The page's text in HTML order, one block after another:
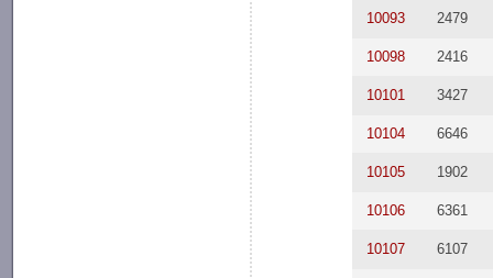
10093 2479
10098 2416
10101 3427
10104 6646
10105 1902
10106 6361
10107 6107